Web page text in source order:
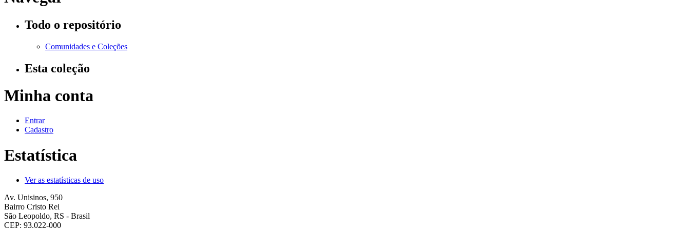
Todo o repositório
Comunidades e Coleções
Esta coleção
Minha conta
Entrar
Cadastro
Estatística
Ver as estatísticas de uso
Av. Unisinos, 950
Bairro Cristo Rei
São Leopoldo, RS - Brasil
CEP: 93.022-000